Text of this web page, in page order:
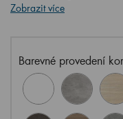
Zobrazit více
Barevné provedení